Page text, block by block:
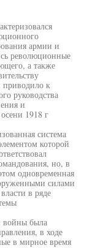
армии и
революционные
а также
к
руководства
и
1918 г
система
которой
но, в
одновременная
силами
в ряде
войны была
в ходе
в мирное время